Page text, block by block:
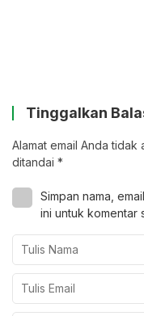
Tinggalkan
Alamat email Anda tidak
ditandai *
Simpan nama,
ini untuk komentar